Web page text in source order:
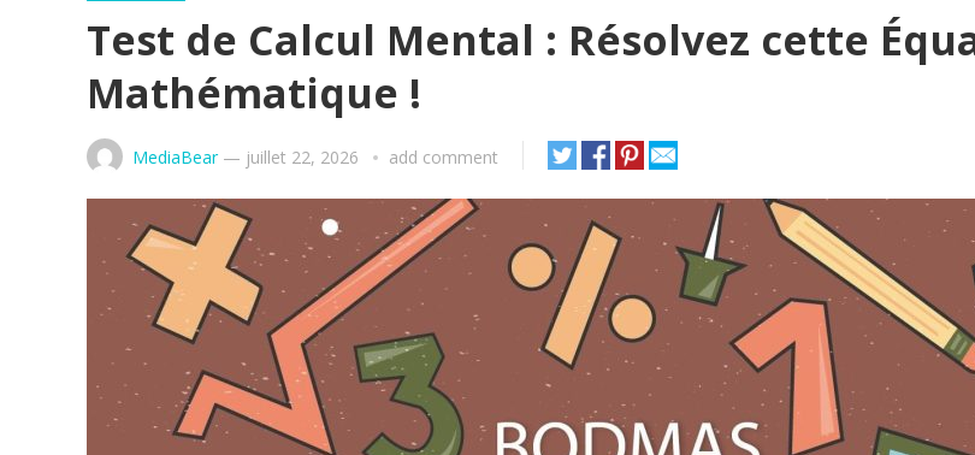
Test de Calcul Mental : Résolvez cette
Mathématique !
MediaBear— juillet 22, 2026 add comment